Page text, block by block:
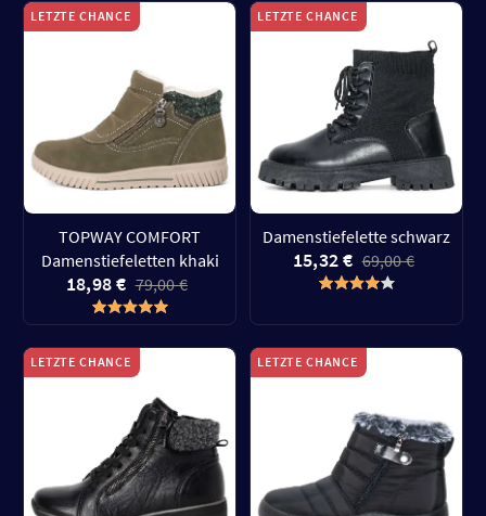
LETZTE CHANCE
TOPWAY COMFORT
Damenstiefeletten khaki
18,98 € 79,00 €
LETZTE CHANCE
Damenstiefelette schwarz
15,32 € 69,00 €
LETZTE CHANCE LETZTE CHANCE